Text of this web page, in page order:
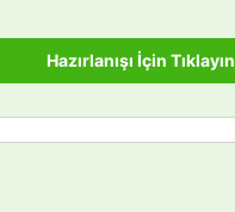
Hazırlanışı İçin Tıklayın